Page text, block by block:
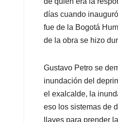
p
k
n
días cuando
fue de la Bogotá
de la obra se hizo
Gustavo Petro se
inundación del
el exalcalde, la
eso los sistemas de
llaves para prender